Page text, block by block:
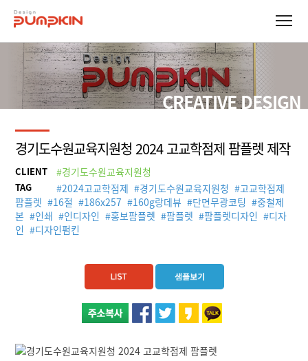
CREATIVE DESIGN
경기도수원교육지원청 2024 고교학점제 팜플렛 제작
CLIENT #경기도수원교육지원청
TAG #2024고교학점제 #경기도수원교육지원청 #고교학점제
팜플렛 #16절 #186x257 #160g랑데뷰 #단면무광코팅 #중철제
본 #인쇄 #인디자인 #홍보팜플렛 #팜플렛 #팜플렛디자인 #디자
인 #디자인펌킨